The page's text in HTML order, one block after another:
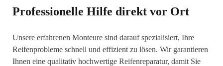
Professionelle Hilfe direkt vor Ort
Unsere erfahrenen Monteure sind darauf spezialisiert, Ihre
Reifenprobleme schnell und effizient zu lösen. Wir garantieren
Ihnen eine qualitativ hochwertige Reifenreparatur, damit Sie